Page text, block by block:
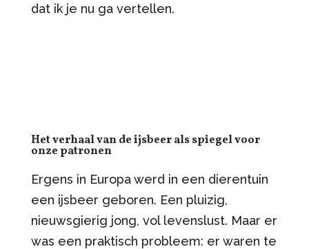
dat ik je nu ga vertellen.
Het verhaal van de ijsbeer als spiegel voor
onze patronen
Ergens in Europa werd in een dierentuin
een ijsbeer geboren. Een pluizig,
nieuwsgierig jong, vol levenslust. Maar er
was een praktisch probleem: er waren te